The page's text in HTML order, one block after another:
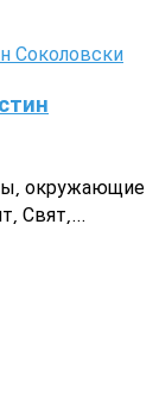
окружающие
Свят,...